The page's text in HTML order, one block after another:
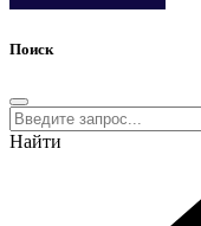
Поиск
Найти